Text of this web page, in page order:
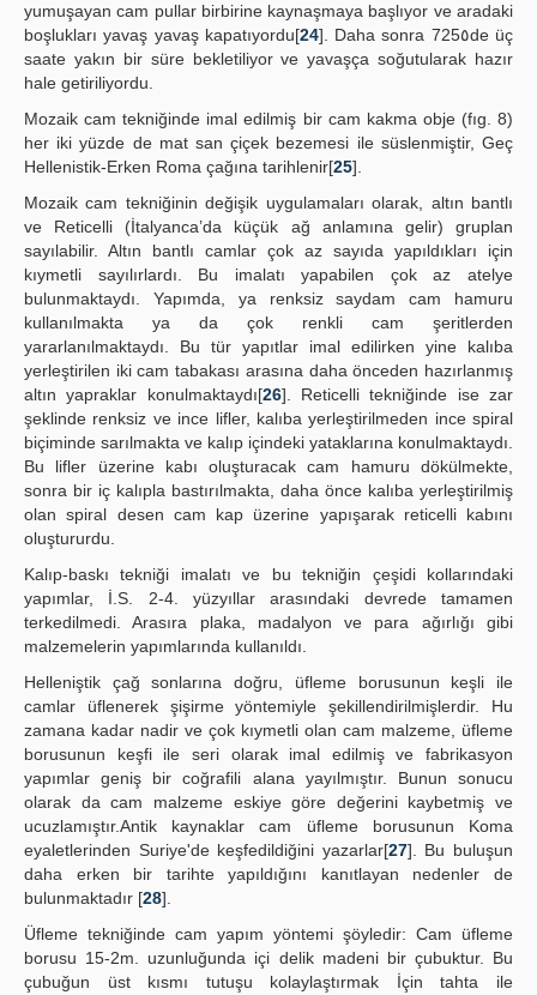
yumuşayan cam pullar birbirine kaynaşmaya başlıyor ve aradaki
boşlukları yavaş yavaş kapatıyordu[24]. Daha sonra 725٥de üç
saate yakın bir süre bekletiliyor ve yavaşça soğutularak hazır
hale getiriliyordu.
Mozaik cam tekniğinde imal edilmiş bir cam kakma obje (fıg. 8)
her iki yüzde de mat san çiçek bezemesi ile süslenmiştir, Geç
Hellenistik-Erken Roma çağına tarihlenir[25].
Mozaik cam tekniğinin değişik uygulamaları olarak, altın bantlı
ve Reticelli (İtalyanca’da küçük ağ anlamına gelir) gruplan
sayılabilir. Altın bantlı camlar çok az sayıda yapıldıkları için
kıymetli sayılırlardı. Bu imalatı yapabilen çok az atelye
bulunmaktaydı. Yapımda, ya renksiz saydam cam hamuru
kullanılmakta ya da çok renkli cam şeritlerden
yararlanılmaktaydı. Bu tür yapıtlar imal edilirken yine kalıba
yerleştirilen iki cam tabakası arasına daha önceden hazırlanmış
altın yapraklar konulmaktaydı[26]. Reticelli tekniğinde ise zar
şeklinde renksiz ve ince lifler, kalıba yerleştirilmeden ince spiral
biçiminde sarılmakta ve kalıp içindeki yataklarına konulmaktaydı.
Bu lifler üzerine kabı oluşturacak cam hamuru dökülmekte,
sonra bir iç kalıpla bastırılmakta, daha önce kalıba yerleştirilmiş
olan spiral desen cam kap üzerine yapışarak reticelli kabını
oluştururdu.
Kalıp-baskı tekniği imalatı ve bu tekniğin çeşidi kollarındaki
yapımlar, İ.S. 2-4. yüzyıllar arasındaki devrede tamamen
terkedilmedi. Arasıra plaka, madalyon ve para ağırlığı gibi
malzemelerin yapımlarında kullanıldı.
Helleniştik çağ sonlarına doğru, üfleme borusunun keşli ile
camlar üflenerek şişirme yöntemiyle şekillendirilmişlerdir. Hu
zamana kadar nadir ve çok kıymetli olan cam malzeme, üfleme
borusunun keşfi ile seri olarak imal edilmiş ve fabrikasyon
yapımlar geniş bir coğrafili alana yayılmıştır. Bunun sonucu
olarak da cam malzeme eskiye göre değerini kaybetmiş ve
ucuzlamıştır.Antik kaynaklar cam üfleme borusunun Koma
eyaletlerinden Suriye'de keşfedildiğini yazarlar[27]. Bu buluşun
daha erken bir tarihte yapıldığını kanıtlayan nedenler de
bulunmaktadır [28].
Üfleme tekniğinde cam yapım yöntemi şöyledir: Cam üfleme
borusu 15-2m. uzunluğunda içi delik madeni bir çubuktur. Bu
çubuğun üst kısmı tutuşu kolaylaştırmak İçin tahta ile